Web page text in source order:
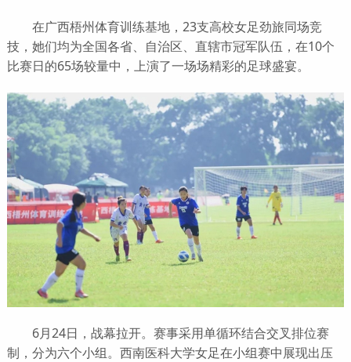
在广西梧州体育训练基地，23支高校女足劲旅同场竞
技，她们均为全国各省、自治区、直辖市冠军队伍，在10个
比赛日的65场较量中，上演了一场场精彩的足球盛宴。
6月24日，战幕拉开。赛事采用单循环结合交叉排位赛
制，分为六个小组。西南医科大学女足在小组赛中展现出压